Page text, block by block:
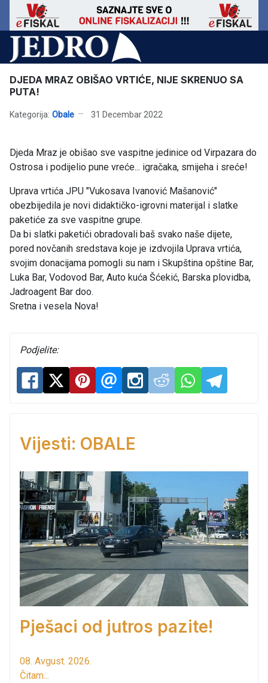
DJEDA MRAZ OBIŠAO VRTIĆE, NIJE SKRENUO SA
PUTA!
Kategorija: Obale 31 Decembar 2022
Djeda Mraz je obišao sve vaspitne jedinice od Virpazara do
Ostrosa i podijelio pune vreće... igračaka, smijeha i sreće!
Uprava vrtića JPU "Vukosava Ivanović Mašanović"
obezbijedila je novi didaktičko-igrovni materijal i slatke
paketiće za sve vaspitne grupe.
Da bi slatki paketići obradovali baš svako naše dijete,
pored novčanih sredstava koje je izdvojila Uprava vrtića,
svojim donacijama pomogli su nam i Skupština opštine Bar,
Luka Bar, Vodovod Bar, Auto kuća Šćekić, Barska plovidba,
Jadroagent Bar doo.
Sretna i vesela Nova!
Podjelite:
Vijesti: OBALE
Pješaci od jutros pazite!
08. Avgust. 2026.
Čitam...